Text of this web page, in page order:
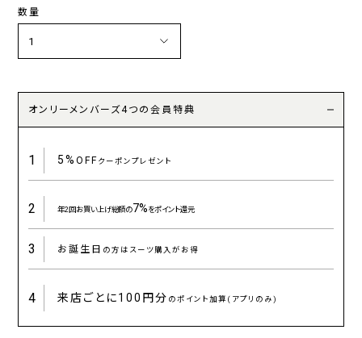
数量
オンリーメンバーズ4つの会員特典
1 5%OFFクーポンプレゼント
2 年2回お買い上げ総額の7%をポイント還元
3 お誕生日 の方はスーツ購入がお得
4 来店ごとに100円分 のポイント加算(アプリのみ)